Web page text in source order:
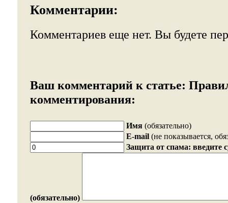
Комментарии:
Комментариев еще нет. Вы будете
Ваш комментарий к статье:
комментирования:
Имя (обязательно)
E-mail (не показывается,
Защита от спама: введите
(обязательно)